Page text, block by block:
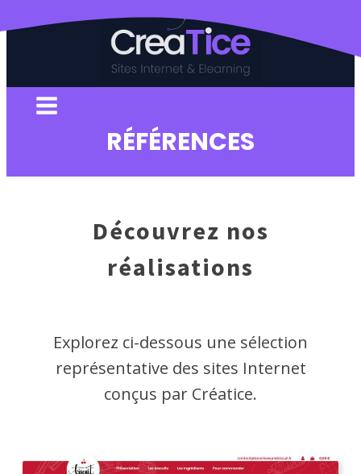
RÉFÉRENCES
Découvrez nos
réalisations
Explorez ci-dessous une sélection
représentative des sites Internet
conçus par Créatice.